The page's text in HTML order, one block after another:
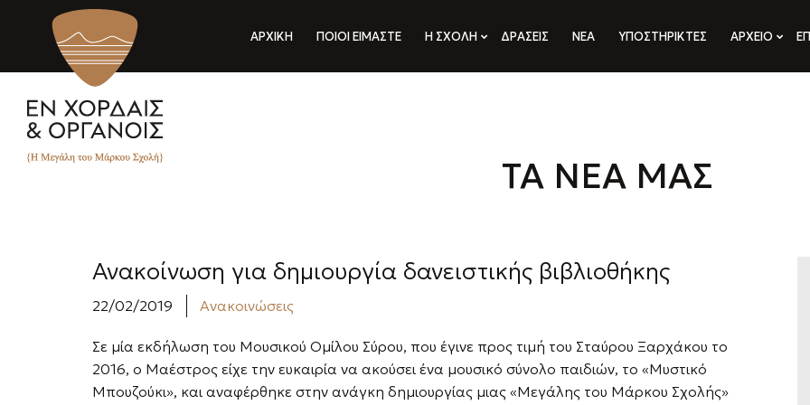
ΑΡΧΙΚΗ ΠΟΙΟΙ ΕΙΜΑΣΤΕ Η ΣΧΟΛΗ ΔΡΑΣΕΙΣ ΝΕΑ ΥΠΟΣΤΗΡΙΚΤΕΣ ΑΡΧΕΙΟ
ΤΑ ΝΕΑ ΜΑΣ
Ανακοίνωση για δημιουργία δανειστικής βιβλιοθήκης
22/02/2019 Ανακοινώσεις
Σε μία εκδήλωση του Μουσικού Ομίλου Σύρου, που έγινε προς τιμή του Σταύρου Ξαρχάκου το
2016, o Μαέστρος είχε την ευκαιρία να ακούσει ένα μουσικό σύνολο παιδιών, το «Μυστικό
Μπουζούκι», και αναφέρθηκε στην ανάγκη δημιουργίας μιας «Μεγάλης του Μάρκου Σχολής»